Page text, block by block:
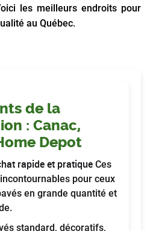
les meilleurs endroits pour
au Québec.
de la
: Canac,
Depot
rapide et pratique Ces
pour ceux
en grande quantité et
standard, décoratifs,